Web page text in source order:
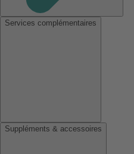
Services complémentaires
Suppléments & accessoires